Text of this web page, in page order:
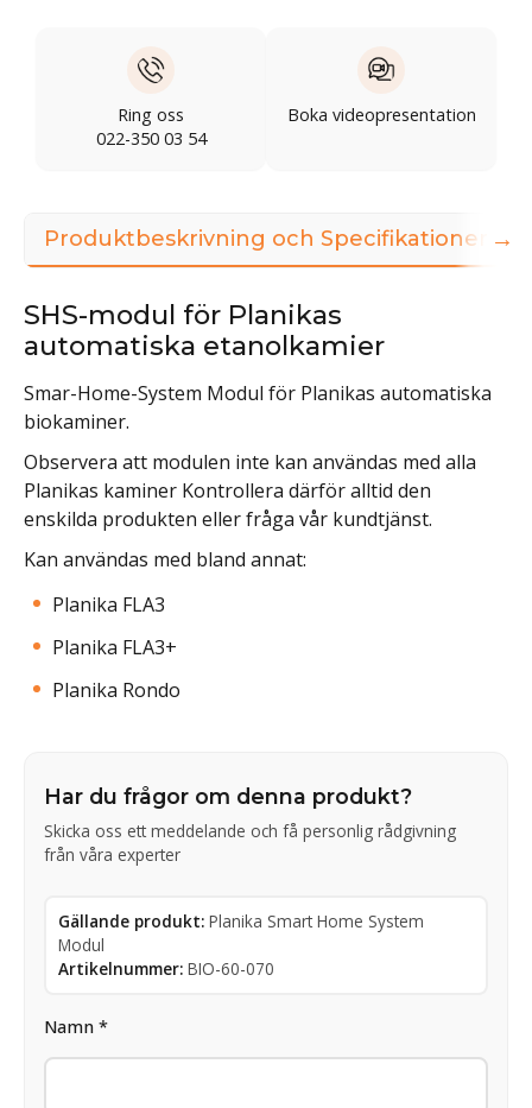
Ring oss
022-350 03 54
Boka videopresentation
Produktbeskrivning och Specifikationer
SHS-modul för Planikas
automatiska etanolkamier
Smar-Home-System Modul för Planikas automatiska
biokaminer.
Observera att modulen inte kan användas med alla
Planikas kaminer Kontrollera därför alltid den
enskilda produkten eller fråga vår kundtjänst.
Kan användas med bland annat:
Planika FLA3
Planika FLA3+
Planika Rondo
Har du frågor om denna produkt?
Skicka oss ett meddelande och få personlig rådgivning
från våra experter
Gällande produkt: Planika Smart Home System
Modul
Artikelnummer: BIO-60-070
Namn *
→